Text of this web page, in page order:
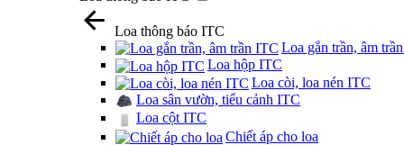
Loa thông báo ITC
Loa gắn trần, âm
Loa hộp ITC
Loa còi, loa nén ITC
Loa sân vườn, tiểu cảnh ITC
Loa cột ITC
Chiết áp cho loa